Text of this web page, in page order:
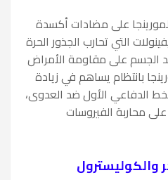
على مضادات أكسدة
التي تحارب الجذور الحرة
الجسم على مقاومة الأمراض
بانتظام يساهم في زيادة
الدفاعي الأول ضد العدوى،
محاربة الفيروسات